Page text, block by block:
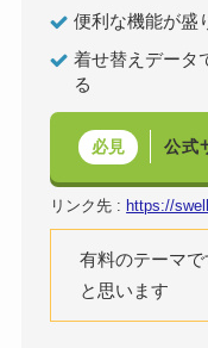
便利な機能が盛
着せ替えデータ
る
必見 公式
リンク先 : https://
有料のテーマ
と思います